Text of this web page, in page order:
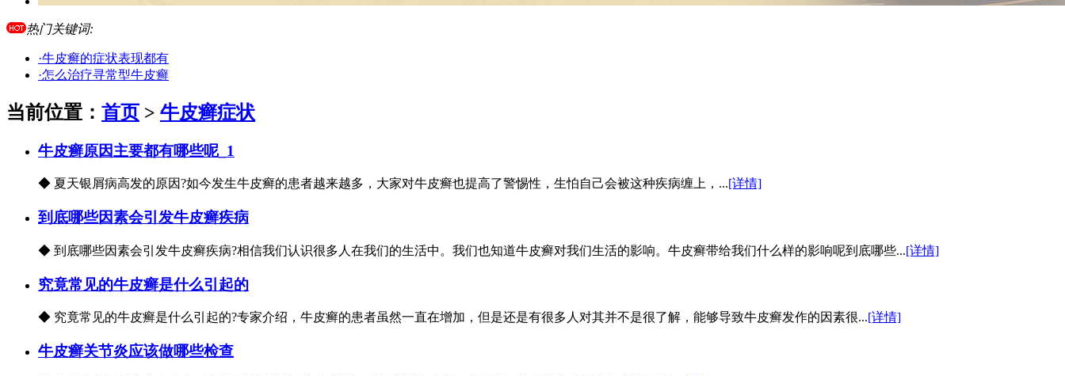
热门关键词:
·牛皮癣的症状表现都有
·怎么治疗寻常型牛皮癣
当前位置： 首页 > 牛皮癣症状
牛皮癣原因主要都有哪些呢_1
◆ 夏天银屑病高发的原因?如今发生牛皮癣的患者越来越多，大家对牛皮癣也提高了警惕性，生怕自己会被这种疾病缠上，...[详情]
到底哪些因素会引发牛皮癣疾病
◆ 到底哪些因素会引发牛皮癣疾病?相信我们认识很多人在我们的生活中。我们也知道牛皮癣对我们生活的影响。牛皮癣带给我们什么样的影响呢到底哪些...[详情]
究竟常见的牛皮癣是什么引起的
◆ 究竟常见的牛皮癣是什么引起的?专家介绍，牛皮癣的患者虽然一直在增加，但是还是有很多人对其并不是很了解，能够导致牛皮癣发作的因素很...[详情]
牛皮癣关节炎应该做哪些检查